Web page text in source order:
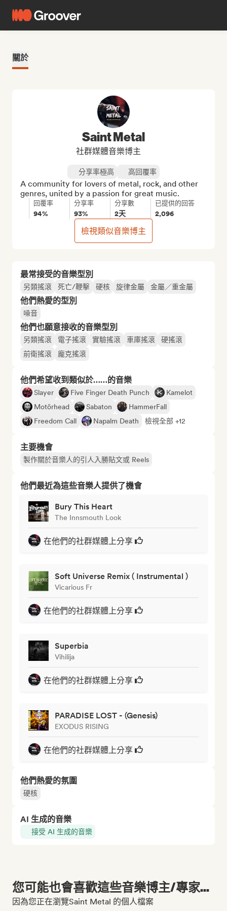
關於
最常接受的音樂型別
另類搖滾 死亡/鞭擊 硬核 旋律金屬 金屬／重金屬
他們熱愛的型別
噪音
他們也願意接收的音樂型別
另類搖滾 電子搖滾 實驗搖滾 車庫搖滾
硬搖滾
前衛搖滾
龐克搖滾
他們希望收到類似於……的音樂
Slayer Five Finger Death Punch
Kamelot
Motörhead
Sabaton
HammerFall
Freedom Call
Napalm Death 檢視全部 +12
主要機會
製作關於音樂人的引人入勝貼文或 Reels
他們最近為這些音樂人提供了機會
Bury This Heart
The Innsmouth Look
在他們的社群媒體上分享
Soft Universe Remix ( Instrumental )
Vicarious Fr
在他們的社群媒體上分享
Superbia
Vihilija
在他們的社群媒體上分享
PARADISE LOST - (Genesis)
EXODUS RISING
在他們的社群媒體上分享
他們熱愛的氛圍
硬核
AI 生成的音樂
接受 AI 生成的音樂
Saint Metal
社群媒體音樂博主
分享率極高 高回覆率
A community for lovers of metal, rock, and other
genres, united by a passion for great music.
回覆率
94%
分享率
93%
分享數
2天
已提供的回答
2,096
檢視類似音樂博主
您可能也會喜歡這些音樂博主/專家...
因為您正在瀏覽Saint Metal 的個人檔案